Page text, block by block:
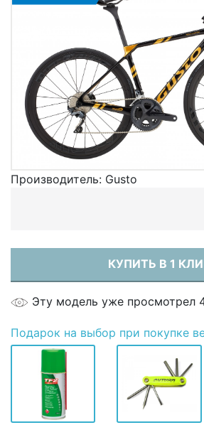
Производитель: Gusto
КУПИТЬ В 1
Эту модель уже просмотрел
Подарок на выбор при покупке